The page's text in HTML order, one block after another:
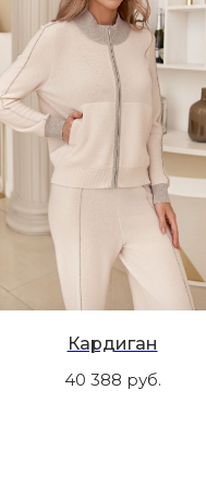
Кардиган
40 388 руб.